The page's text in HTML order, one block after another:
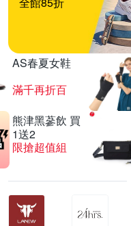
AS春夏女鞋
滿千再折百
熊津黑蔘飲 買
1送2
限搶超值組